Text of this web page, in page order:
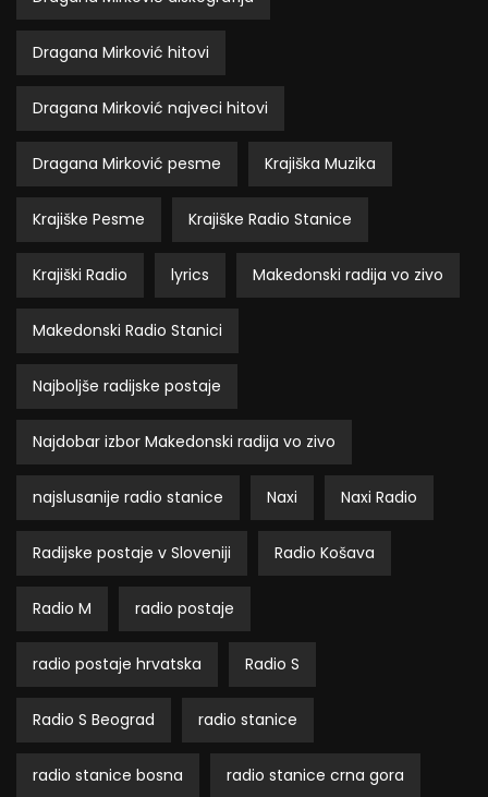
Dragana Mirković hitovi
Dragana Mirković najveci hitovi
Dragana Mirković pesme Krajiška Muzika
Krajiške Pesme Krajiške Radio Stanice
Krajiški Radio lyrics Makedonski radija vo zivo
Makedonski Radio Stanici
Najboljše radijske postaje
Najdobar izbor Makedonski radija vo zivo
najslusanije radio stanice Naxi Naxi Radio
Radijske postaje v Sloveniji Radio Košava
Radio M radio postaje
radio postaje hrvatska Radio S
Radio S Beograd radio stanice
radio stanice bosna radio stanice crna gora